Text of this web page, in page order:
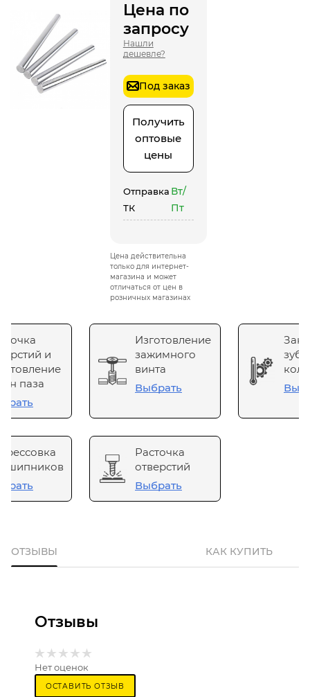
Цена по
запросу
Нашли
дешевле?
Под заказ
Получить
оптовые
цены
Отправка
ТК
Вт/
Пт
Цена действительна
только для интернет-
магазина и может
отличаться от цен в
розничных магазинах
и
паза
Изготовление
зажимного
винта
Выбрать
Расточка
отверстий
Выбрать
ОТЗЫВЫ КАК КУПИТЬ
Отзывы
Нет оценок
ОСТАВИТЬ ОТЗЫВ